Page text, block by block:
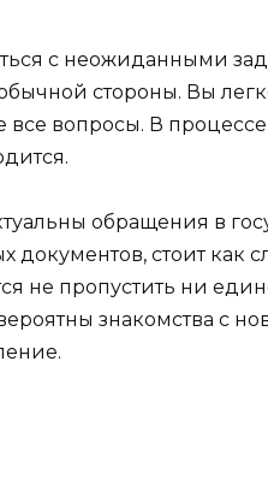
с неожиданными
стороны. Вы
вопросы. В процессе
обращения в
стоит как
не пропустить ни
знакомства с